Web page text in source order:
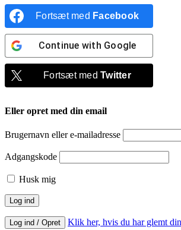
Fortsæt med Facebook
Continue with Google
Fortsæt medTwitter
Eller opret med din email
Brugernavn eller e-mailadresse
Adgangskode
Husk mig
Log ind / Opret Klik her, hvis du har glemt